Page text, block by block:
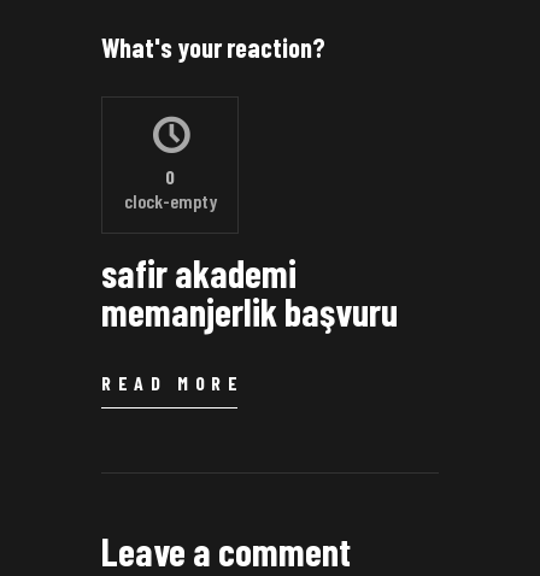
What's your reaction?
0
clock-empty
safir akademi
memanjerlik başvuru
READ MORE
Leave a comment